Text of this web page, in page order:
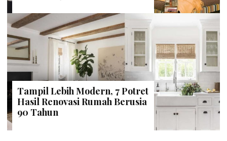
Tampil Lebih Modern, 7 Potret
Hasil Renovasi Rumah Berusia
90 Tahun